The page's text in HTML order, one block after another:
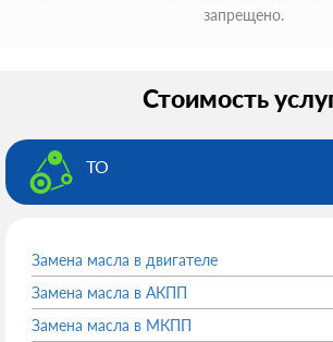
запрещено.
Стоимость
ТО
Замена масла в двигателе
Замена масла в АКПП
Замена масла в МКПП